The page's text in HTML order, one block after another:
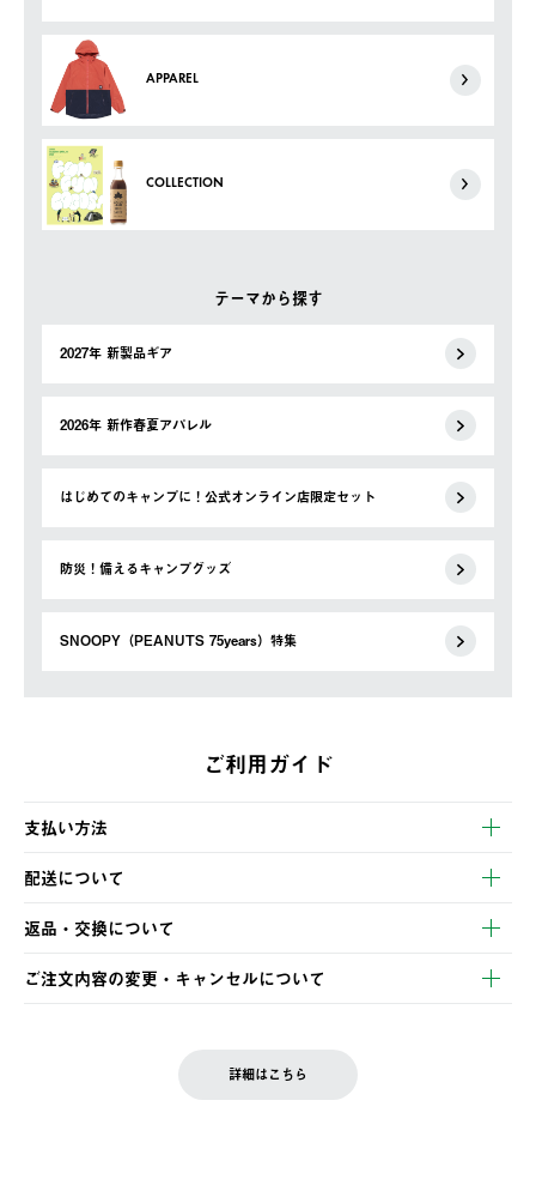
APPAREL
COLLECTION
テーマから探す
2027年 新製品ギア
2026年 新作春夏アパレル
はじめてのキャンプに！公式オンライン店限定セット
防災！備えるキャンプグッズ
SNOOPY（PEANUTS 75years）特集
ご利用ガイド
支払い方法
以下のいずれかの方法でお支払いいただけます。
・クレジットカード決済
・コンビニ決済
・Pay-easy決済
配送について
【発送スケジュール】
ご注文・ご入金完了より2営業日以内に商品を発送いたします。
土日祝の発送はございませんので、木曜日以降のご注文は週明け
の発送となる場合がございます。
返品・交換について
※お客様都合の場合
お客様都合の返品にかかる送料は、お客様ご負担とさせていただ
ご注文内容の変更・キャンセルについて
LOGOS FAMILY会員の方は、会員マイページ内 購入履歴画面に
詳細はこちら